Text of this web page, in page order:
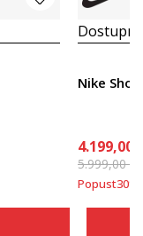
Nike
4.199,00
5.999,00
Popust30%